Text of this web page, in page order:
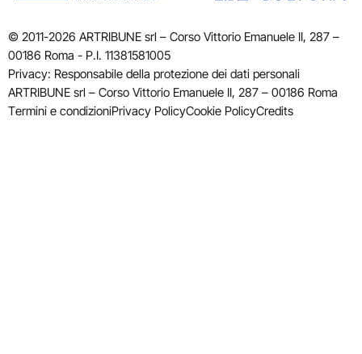
© 2011-2026 ARTRIBUNE srl – Corso Vittorio Emanuele II, 287 –
00186 Roma - P.I. 11381581005
Privacy: Responsabile della protezione dei dati personali
ARTRIBUNE srl – Corso Vittorio Emanuele II, 287 – 00186 Roma
Termini e condizioniPrivacy PolicyCookie PolicyCredits